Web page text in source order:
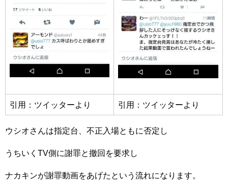
引用：ツイッターより 引用：ツイッターより
ウシオさんは指定台、不正入場ともに否定し
うちいくTV側に謝罪と撤回を要求し
ナカキンが謝罪動画をあげたという流れになります。